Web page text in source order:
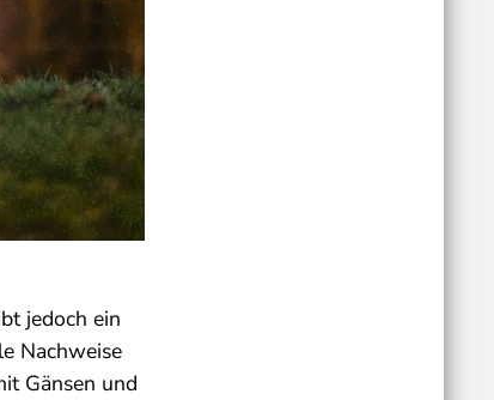
jedoch ein
Nachweise
Gänsen und